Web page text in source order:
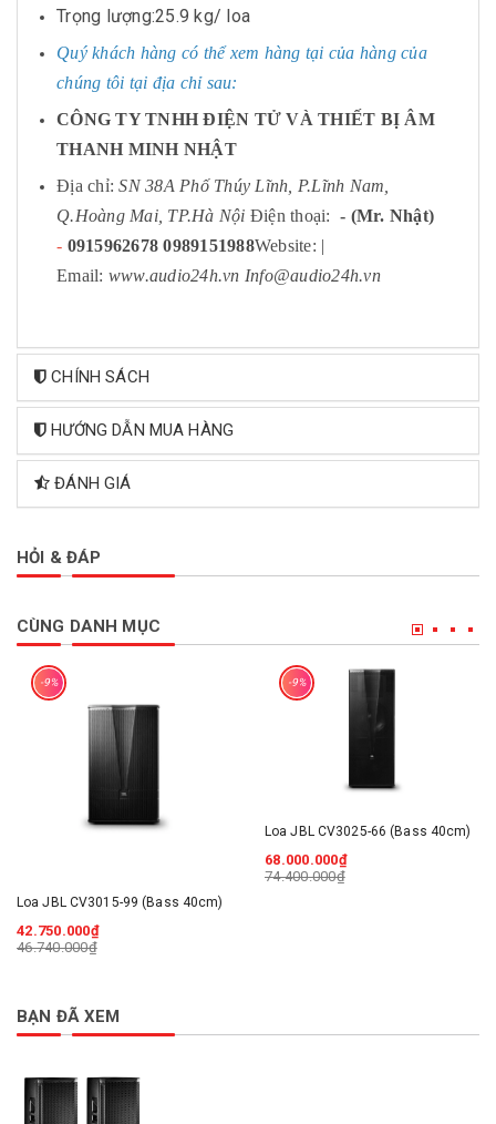
Trọng lượng:25.9 kg/ loa
Quý khách hàng có thể xem hàng tại của hàng của
chúng tôi tại địa chỉ sau:
CÔNG TY TNHH ĐIỆN TỬ VÀ THIẾT BỊ ÂM
THANH MINH NHẬT
Địa chỉ:SN 38A Phố Thúy Lĩnh, P.Lĩnh Nam,
Q.Hoàng Mai, TP.Hà Nội Điện thoại: - (Mr. Nhật)
- 0915962678 0989151988Website: |
Email: www.audio24h.vn Info@audio24h.vn
CHÍNH SÁCH
HƯỚNG DẪN MUA HÀNG
ĐÁNH GIÁ
HỎI & ĐÁP
CÙNG DANH MỤC
-9%
Loa JBL CV3015-99 (Bass 40cm)
42.750.000₫
46.740.000₫
-9%
Loa JBL CV3025-66 (Bass 40cm)
68.000.000₫
74.400.000₫
BẠN ĐÃ XEM